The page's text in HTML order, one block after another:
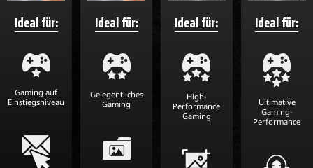
Ideal für:
Gaming auf
Einstiegsniveau
Ideal für:
Gelegentliches
Gaming
Ideal für:
High-
Performance
Gaming
Ideal für:
Ultimative
Gaming-
Performance